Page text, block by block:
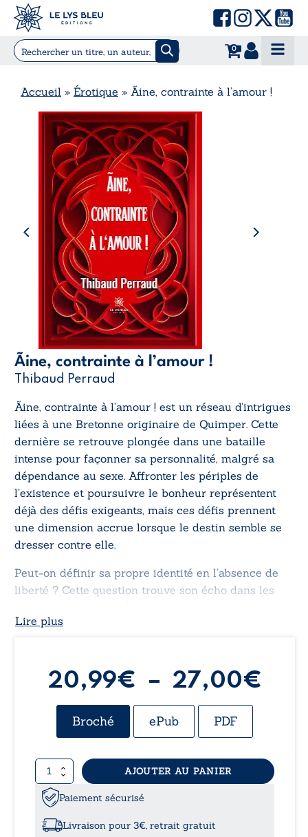
0
Accueil » Érotique » Ãine, contrainte à l’amour !
Ãine, contrainte à l’amour !
Thibaud Perraud
Ãine, contrainte à l’amour ! est un réseau d’intrigues
liées à une Bretonne originaire de Quimper. Cette
dernière se retrouve plongée dans une bataille
intense pour façonner sa personnalité, malgré sa
dépendance au sexe. Affronter les périples de
l’existence et poursuivre le bonheur représentent
déjà des défis exigeants, mais ces défis prennent
une dimension accrue lorsque le destin semble se
dresser contre elle.
Peut-on définir sa propre identité en l’absence de
liberté ? Cette question trouve son écho dans les
Lire plus
20,99€ – 27,00€
Broché ePub PDF
quantité
de
Ãine,
contrainte
AJOUTER AU PANIER
Paiement sécurisé
Livraison pour 3€, retrait gratuit